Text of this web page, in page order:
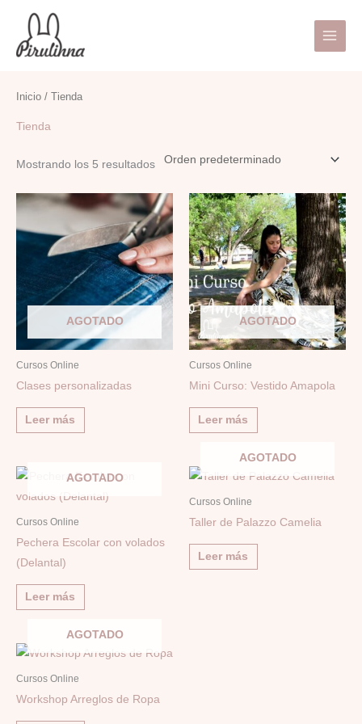
contenido
Menu
Inicio / Tienda
Tienda
Mostrando los 5 resultados
AGOTADO
Cursos Online
Clases personalizadas
Leer más
AGOTADO
Cursos Online
Mini Curso: Vestido Amapola
Leer más
AGOTADO
Cursos Online
Pechera Escolar con volados
(Delantal)
Leer más
AGOTADO
Cursos Online
Taller de Palazzo Camelia
Leer más
AGOTADO
Cursos Online
Workshop Arreglos de Ropa